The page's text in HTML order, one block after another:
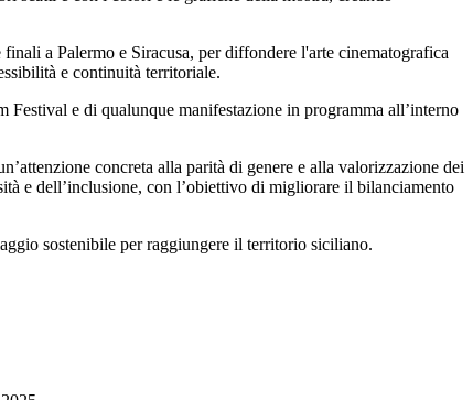
a Palermo e Siracusa, per diffondere l'arte cinematografica
e continuità territoriale.
e di qualunque manifestazione in programma all’interno
concreta alla parità di genere e alla valorizzazione dei
e dell’inclusione, con l’obiettivo di migliorare il bilanciamento
sostenibile per raggiungere il territorio siciliano.